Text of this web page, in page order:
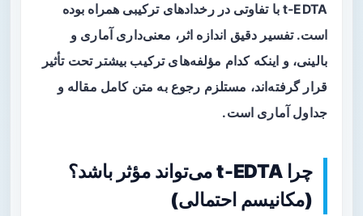
t‑EDTA با تفاوتی در رخدادهای ترکیبی همراه بوده
است. تفسیر دقیق اندازه اثر، معنی‌داری آماری و
بالینی، و اینکه کدام مؤلفه‌های ترکیب بیشتر تحت تأثیر
قرار گرفته‌اند، مستلزم رجوع به متن کامل مقاله و
جداول آماری است.
چرا t‑EDTA می‌تواند مؤثر باشد؟
(مکانیسم احتمالی)